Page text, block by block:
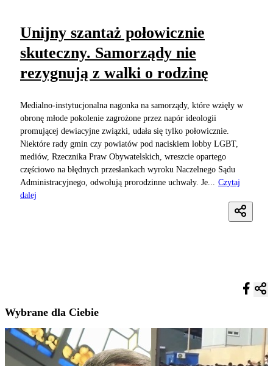
Unijny szantaż połowicznie
skuteczny. Samorządy nie
rezygnują z walki o rodzinę
Medialno-instytucjonalna nagonka na samorządy, które wzięły w
obronę młode pokolenie zagrożone przez napór ideologii
promującej dewiacyjne związki, udała się tylko połowicznie.
Niektóre rady gmin czy powiatów pod naciskiem lobby LGBT,
mediów, Rzecznika Praw Obywatelskich, wreszcie opartego
częściowo na błędnych przesłankach wyroku Naczelnego Sądu
Administracyjnego, odwołują prorodzinne uchwały. Je...
Czytaj
dalej
Wybrane dla Ciebie